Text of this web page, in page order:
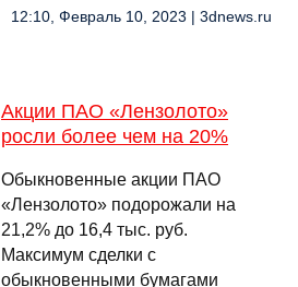
12:10, Февраль 10, 2023 | 3dnews.ru
Акции ПАО «Лензолото»
росли более чем на 20%
Обыкновенные акции ПАО
«Лензолото» подорожали на
21,2% до 16,4 тыс. руб.
Максимум сделки с
обыкновенными бумагами